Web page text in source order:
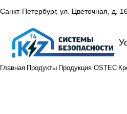
Санкт-Петербург, ул. Цветочная, д.
Главная Продукты Продукция OSTEC